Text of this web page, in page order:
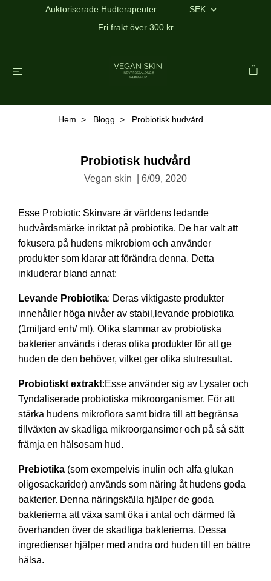
Auktoriserade Hudterapeuter
SEK
Fri frakt över 300 kr
Hem Blogg Probiotisk hudvård
Probiotisk hudvård
Vegan skin 6/09, 2020
Esse Probiotic Skinvare är världens ledande
hudvårdsmärke inriktat på probiotika. De har valt att
fokusera på hudens mikrobiom och använder
produkter som klarar att förändra denna. Detta
inkluderar bland annat:
Levande Probiotika: Deras viktigaste produkter
innehåller höga nivåer av stabil,levande probiotika
(1miljard enh/ ml). Olika stammar av probiotiska
bakterier används i deras olika produkter för att ge
huden de den behöver, vilket ger olika slutresultat.
Probiotiskt extrakt:Esse använder sig av Lysater och
Tyndaliserade probiotiska mikroorganismer. För att
stärka hudens mikroflora samt bidra till att begränsa
tillväxten av skadliga mikroorgansimer och på så sätt
främja en hälsosam hud.
Prebiotika (som exempelvis inulin och alfa glukan
oligosackarider) används som näring åt hudens goda
bakterier. Denna näringskälla hjälper de goda
bakterierna att växa samt öka i antal och därmed få
överhanden över de skadliga bakterierna. Dessa
ingredienser hjälper med andra ord huden till en bättre
hälsa.